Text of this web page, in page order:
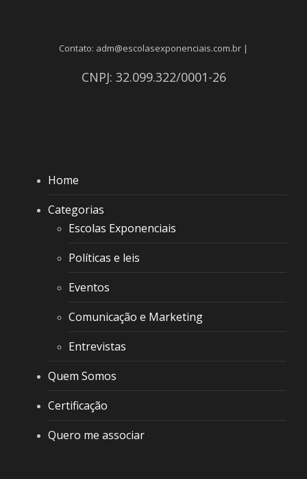
Contato: adm@escolasexponenciais.com.br |
CNPJ: 32.099.322/0001-26
Home
Categorias
Escolas Exponenciais
Políticas e leis
Eventos
Comunicação e Marketing
Entrevistas
Quem Somos
Certificação
Quero me associar